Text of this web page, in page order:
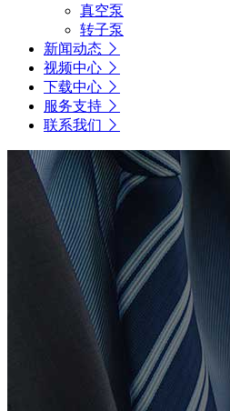
真空泵
转子泵
新闻动态
视频中心
下载中心
服务支持
联系我们